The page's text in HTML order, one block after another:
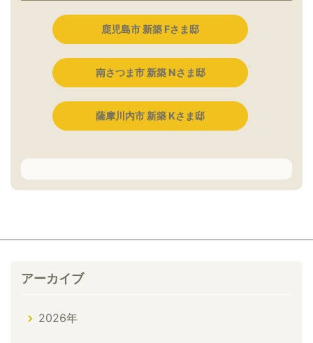
鹿児島市 新築 Fさま邸
南さつま市 新築 Nさま邸
薩摩川内市 新築 Kさま邸
アーカイブ
2026年